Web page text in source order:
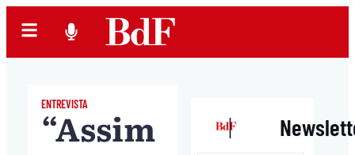
ENTREVISTA
“Assim |